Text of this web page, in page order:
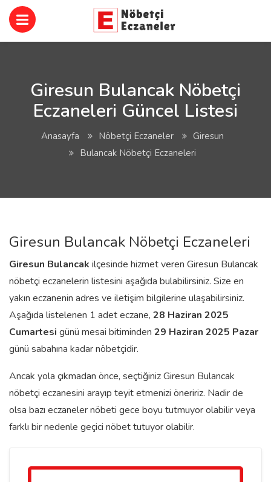
Giresun Bulancak Nöbetçi
Eczaneleri Güncel Listesi
Anasayfa Nöbetçi Eczaneler
Giresun
Bulancak Nöbetçi Eczaneleri
Giresun Bulancak Nöbetçi Eczaneleri
Giresun Bulancak ilçesinde hizmet veren Giresun Bulancak
nöbetçi eczanelerin listesini aşağıda bulabilirsiniz. Size en
yakın eczanenin adres ve iletişim bilgilerine ulaşabilirsiniz.
Aşağıda listelenen 1 adet eczane, 28 Haziran 2025
Cumartesi günü mesai bitiminden 29 Haziran 2025 Pazar
günü sabahına kadar nöbetçidir.
Ancak yola çıkmadan önce, seçtiğiniz Giresun Bulancak
nöbetçi eczanesini arayıp teyit etmenizi öneririz. Nadir de
olsa bazı eczaneler nöbeti gece boyu tutmuyor olabilir veya
farklı bir nedenle geçici nöbet tutuyor olabilir.